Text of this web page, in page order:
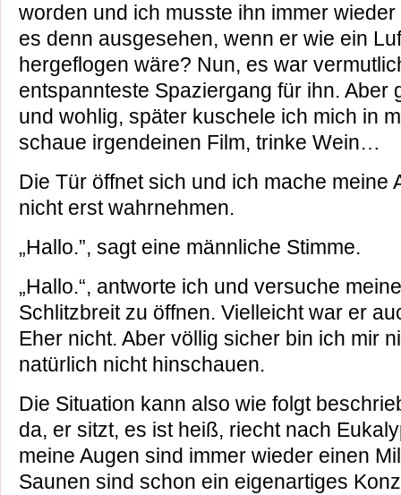
worden und ich musste ihn immer
es denn ausgesehen, wenn er wie ein
hergeflogen wäre? Nun, es war
entspannteste Spaziergang für ihn. Aber
und wohlig, später kuschele ich mich in
schaue irgendeinen Film, trinke Wein…
Die Tür öffnet sich und ich mache meine
nicht erst wahrnehmen.
„Hallo.”, sagt eine männliche Stimme.
„Hallo.“, antworte ich und versuche
Schlitzbreit zu öffnen. Vielleicht war er
Eher nicht. Aber völlig sicher bin ich mir
natürlich nicht hinschauen.
Die Situation kann also wie folgt
da, er sitzt, es ist heiß, riecht nach
meine Augen sind immer wieder einen
Saunen sind schon ein eigenartiges